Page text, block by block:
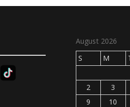
August 2026
S
M
2
3
9
10